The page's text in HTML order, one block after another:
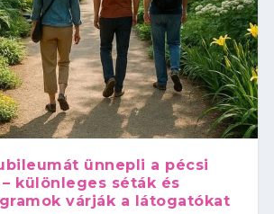
ünnepli a pécsi
különleges séták és
várják a látogatókat